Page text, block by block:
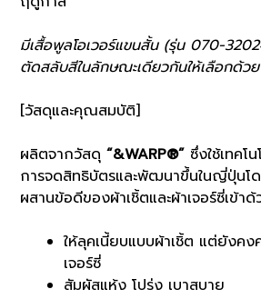
มีเสื้อพูลโอเวอร์แขนสั้น (รุ่น 070-
ตัดสลับสีในลักษณะเดียวกันให้เลือกด้วย
[วัสดุและคุณสมบัติ]
ผลิตจากวัสดุ “&WARP®” ซึ่งใช้เทคโ
การจดสิทธิบัตรและพัฒนาขึ้นในญี่ปุ่นโด
ผสานข้อดีของผ้าเชิ้ตและผ้าเจอร์ซี่เข้า
ให้ลุคเนี้ยบแบบผ้าเชิ้ต แต่ยังค
เจอร์ซี่
สัมผัสแห้ง โปร่ง เบาสบาย